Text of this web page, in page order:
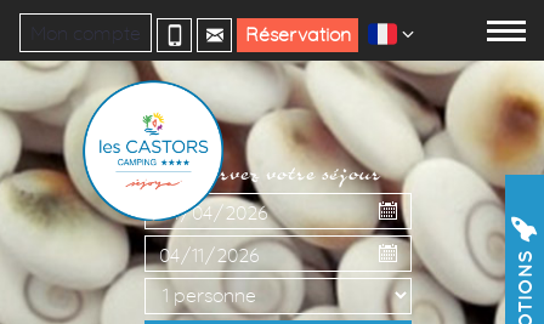
Mon compte Réservation
Réservez votre séjour